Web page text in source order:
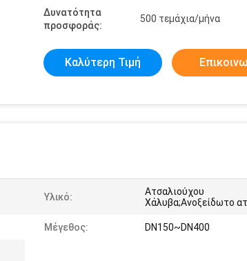
Δυνατότητα
προσφοράς:
500 τεμάχια/μήνα
Καλύτερη Τιμή
Υλικό:
Ατσαλιούχου
Χάλυβα;Ανοξείδωτο
Μέγεθος: DN150~DN400